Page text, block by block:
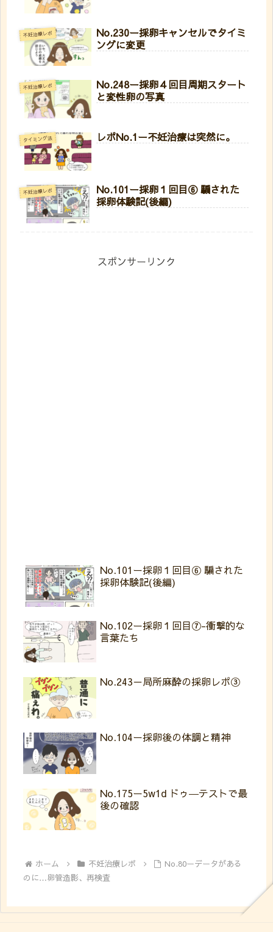
不妊治療レポ
No.230ー採卵キャンセルでタイミ
ングに変更
不妊治療レポ
No.248ー採卵４回目周期スタート
と変性卵の写真
タイミング法 レポNo.1ー不妊治療は突然に。
不妊治療レポ
No.101ー採卵１回目⑥ 騙された
採卵体験記(後編)
スポンサーリンク
No.101ー採卵１回目⑥ 騙された
採卵体験記(後編)
No.102ー採卵１回目⑦-衝撃的な
言葉たち
No.243－局所麻酔の採卵レポ③
No.104ー採卵後の体調と精神
No.175ー5w1d ドゥ―テストで最
後の確認
ホーム 不妊治療レポ
No.80ーデータがある
のに…卵管造影、再検査